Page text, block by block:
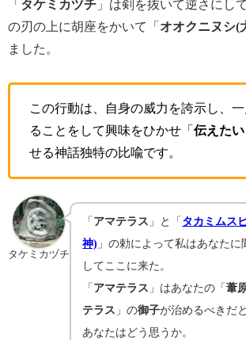
「 タケミカヅチ 」は剣を抜いて逆さにし
の刃の上に胡座をかいて「 オオクニヌシ(
ました。
この行動は、自身の威力を誇示し、
ることをして興味をひかせ「 伝えたい
せる神話独特の比喩です。
タケミカヅチ
「アマテラス 」と「タカミムス
神) 」の勅によって私はあなたに
してここに来た。
「アマテラス 」はあなたの「葦
テラス 」の御子が治めるべきだ
あなたはどう思うか。